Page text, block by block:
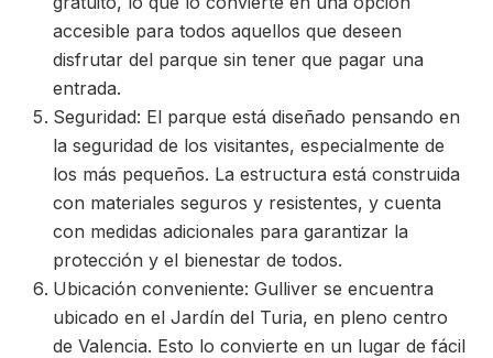
accesible para todos aquellos que deseen
disfrutar del parque sin tener que pagar una
entrada.
Seguridad: El parque está diseñado pensando en
la seguridad de los visitantes, especialmente de
los más pequeños. La estructura está construida
con materiales seguros y resistentes, y cuenta
con medidas adicionales para garantizar la
protección y el bienestar de todos.
Ubicación conveniente: Gulliver se encuentra
ubicado en el Jardín del Turia, en pleno centro
de Valencia. Esto lo convierte en un lugar de fácil